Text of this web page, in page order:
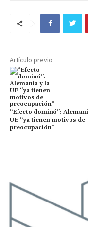
Artículo previo
“Efecto dominó”:
UE “ya tienen motivos de
preocupación”